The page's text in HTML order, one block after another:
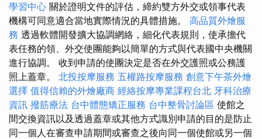
學習中心 關於證明文件的評估，締約雙方外交或領事代表
機構可同意適合當地實際情況的具體措施。 高品質外燴服
務 透過軟體開發擴大協調網絡，細化代表規則，使承擔代
表任務的領、外交使團能夠以簡單的方式與代表國中央機關
進行協調。 收到申請的使團決定是否在外交護照或公務護
照上蓋章。 北投按摩服務 五權路按摩服務 創意下午茶外燴
選擇 值得信賴的外燴廠商 經絡按摩專業課程台北 牙科治療
資訊 撥筋療法 台中體態矯正服務 台中整骨討論區 使館之
間交換資訊以及透過蓋章或其他方式識別申請的目的是防止
同一個人在審查申請期間或審查之後向同一個使館或另一個